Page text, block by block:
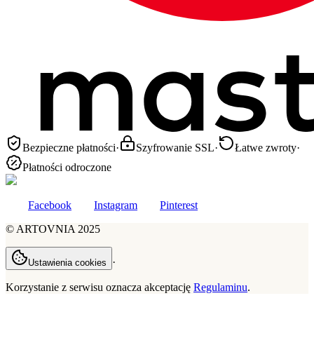
Bezpieczne płatności· Szyfrowanie SSL· Łatwe zwroty·
Płatności odroczone
Facebook Instagram
Pinterest
© ARTOVNIA 2025
Ustawienia cookies ·
Korzystanie z serwisu oznacza akceptację Regulaminu.